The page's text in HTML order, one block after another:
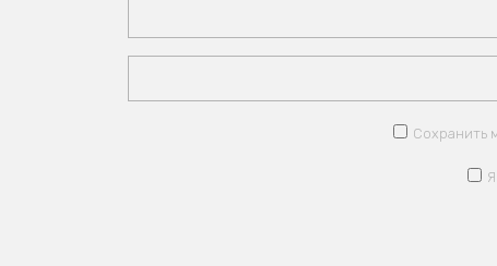
Сохранить